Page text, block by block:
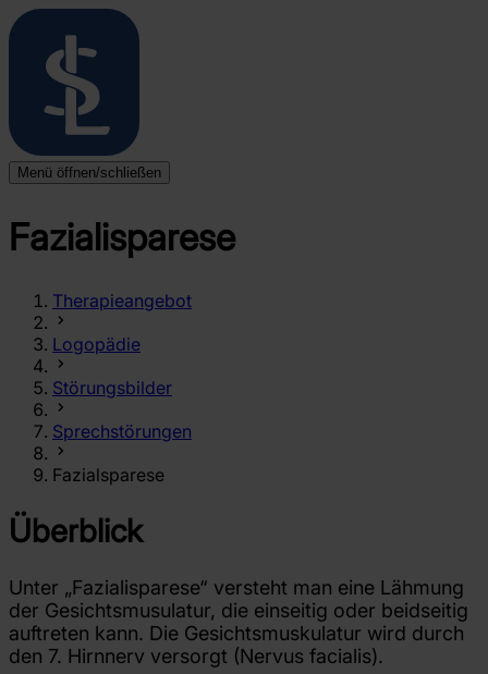
Startseite
Überblick
Niebüll
Langenhorn
Husum
Therapieangebote
Überblick
Logopädie
Blog
Menü öffnen/schließen
Fazialisparese
Therapieangebot
Logopädie
Störungsbilder
Sprechstörungen
Fazialsparese
Überblick
Unter „Fazialisparese“ versteht man eine Lähmung
der Gesichtsmusulatur, die einseitig oder beidseitig
auftreten kann. Die Gesichtsmuskulatur wird durch
den 7. Hirnnerv versorgt (Nervus facialis).